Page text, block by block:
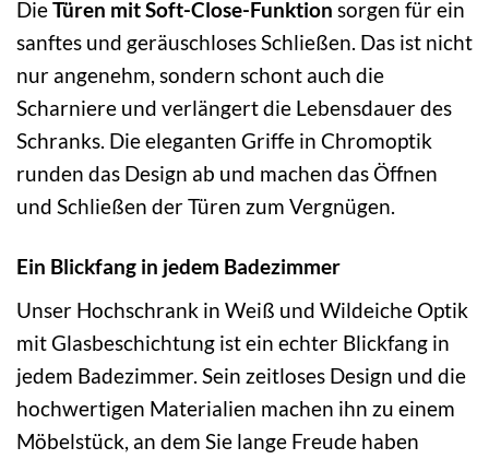
DieTüren mit Soft-Close-Funktion sorgen für ein
sanftes und geräuschloses Schließen. Das ist nicht
nur angenehm, sondern schont auch die
Scharniere und verlängert die Lebensdauer des
Schranks. Die eleganten Griffe in Chromoptik
runden das Design ab und machen das Öffnen
und Schließen der Türen zum Vergnügen.
Ein Blickfang in jedem Badezimmer
Unser Hochschrank in Weiß und Wildeiche Optik
mit Glasbeschichtung ist ein echter Blickfang in
jedem Badezimmer. Sein zeitloses Design und die
hochwertigen Materialien machen ihn zu einem
Möbelstück, an dem Sie lange Freude haben